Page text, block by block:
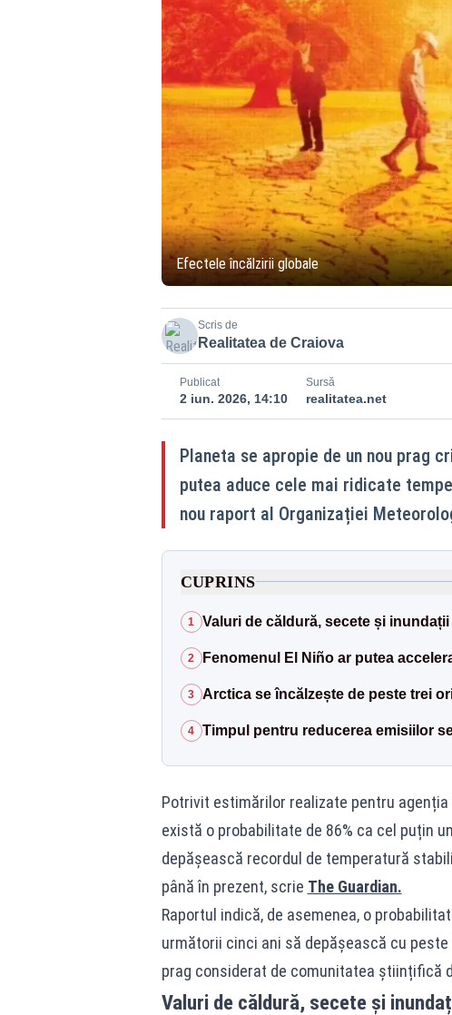
Efectele încălzirii globale
Scris de
Realitatea de Craiova
Publicat
2 iun. 2026, 14:10
Sursă
realitatea.net
Planeta se apropie de un nou prag
putea aduce cele mai ridicate
nou raport al Organizației
CUPRINS
1 Valuri de căldură, secete și
2 Fenomenul El Niño ar putea
3 Arctica se încălzește de peste trei
4 Timpul pentru reducerea emisiilor
Potrivit estimărilor realizate pentru
există o probabilitate de 86% ca cel puțin
depășească recordul de temperatură
până în prezent, scrie The Guardian.
Raportul indică, de asemenea, o
următorii cinci ani să depășească cu
prag considerat de comunitatea științifică
Valuri de căldură, secete și